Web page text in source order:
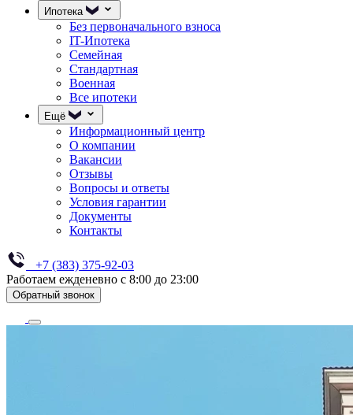
Ипотека
Без первоначального взноса
IT-Ипотека
Семейная
Стандартная
Военная
Все ипотеки
Ещё
Информационный центр
О компании
Вакансии
Отзывы
Вопросы и ответы
Условия гарантии
Документы
Контакты
+7 (383) 375-92-03
Работаем ежденевно с 8:00 до 23:00
Обратный звонок